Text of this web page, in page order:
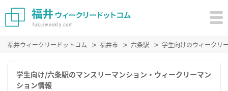
福井ウィークリードットコム 福井市 六条駅 学生向けのウィークリ
学生向け/六条駅のマンスリーマンション・ウィークリーマン
ション情報